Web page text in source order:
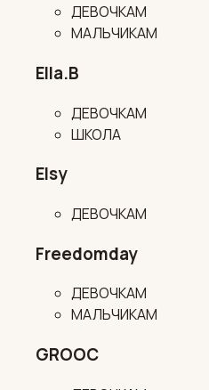
ДЕВОЧКАМ
МАЛЬЧИКАМ
Ella.B
ДЕВОЧКАМ
ШКОЛА
Elsy
ДЕВОЧКАМ
Freedomday
ДЕВОЧКАМ
МАЛЬЧИКАМ
GROOC